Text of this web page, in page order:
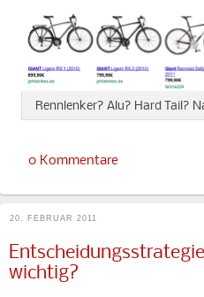
Rennlenker? Alu? Hard Tail?
0 Kommentare
20. FEBRUAR 2011
wichtig?